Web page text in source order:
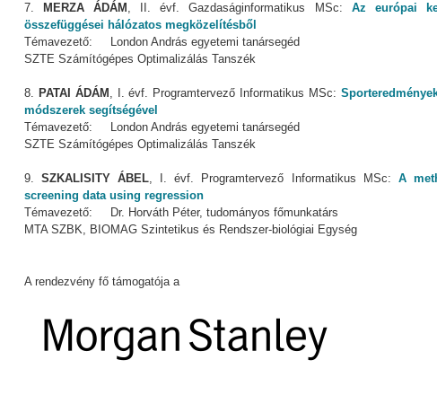
7. MERZA ÁDÁM , II. évf. Gazdaságinformatikus MSc: Az európai
összefüggései hálózatos megközelítésből
Témavezető: London András egyetemi tanársegéd
SZTE Számítógépes Optimalizálás Tanszék
8. PATAI ÁDÁM , I. évf. Programtervező Informatikus MSc:
módszerek segítségével
Témavezető: London András egyetemi tanársegéd
SZTE Számítógépes Optimalizálás Tanszék
9.SZKALISITY ÁBEL, I. évf. Programtervező Informatikus MSc: A
screening data using regression
Témavezető: Dr. Horváth Péter, tudományos főmunkatárs
MTA SZBK, BIOMAG Szintetikus és Rendszer-biológiai Egység
A rendezvény fő támogatója a